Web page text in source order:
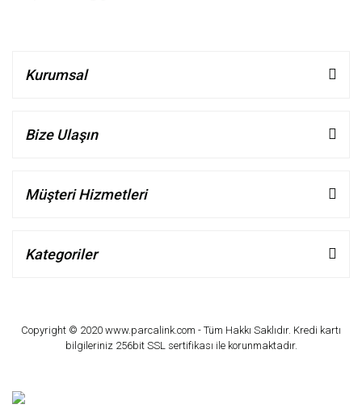
Kurumsal
Bize Ulaşın
Müşteri Hizmetleri
Kategoriler
Copyright © 2020 www.parcalink.com - Tüm Hakkı Saklıdır. Kredi kartı
bilgileriniz 256bit SSL sertifikası ile korunmaktadır.